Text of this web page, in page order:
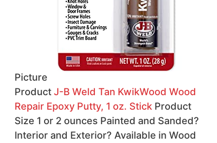
Picture
Product J-B Weld Tan KwikWood Wood
Repair Epoxy Putty, 1 oz. Stick Product
Size 1 or 2 ounces Painted and Sanded?
Interior and Exterior? Available in Wood